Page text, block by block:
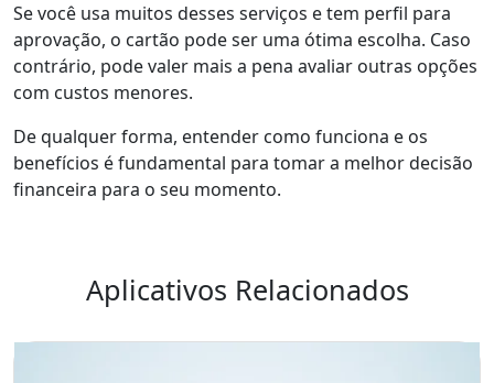
Se você usa muitos desses serviços e tem perfil para
aprovação, o cartão pode ser uma ótima escolha. Caso
contrário, pode valer mais a pena avaliar outras opções
com custos menores.
De qualquer forma, entender como funciona e os
benefícios é fundamental para tomar a melhor decisão
financeira para o seu momento.
Aplicativos Relacionados